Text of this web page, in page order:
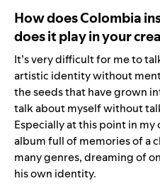
How does Colombia
does it play in your
It’s very difficult for me to
artistic identity without
the seeds that have grown
talk about myself without
Especially at this point in my
album full of memories of a
many genres, dreaming of
his own identity.